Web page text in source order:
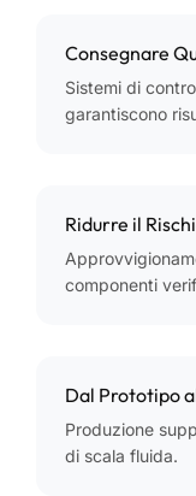
Consegnare
Sistemi di
garantiscono
Ridurre il
componenti
Dal Prototipo
Produzione
di scala fluida.